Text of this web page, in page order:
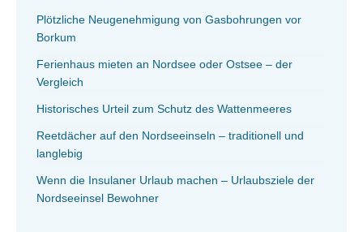
Plötzliche Neugenehmigung von Gasbohrungen vor
Borkum
Ferienhaus mieten an Nordsee oder Ostsee – der
Vergleich
Historisches Urteil zum Schutz des Wattenmeeres
Reetdächer auf den Nordseeinseln – traditionell und
langlebig
Wenn die Insulaner Urlaub machen – Urlaubsziele der
Nordseeinsel Bewohner